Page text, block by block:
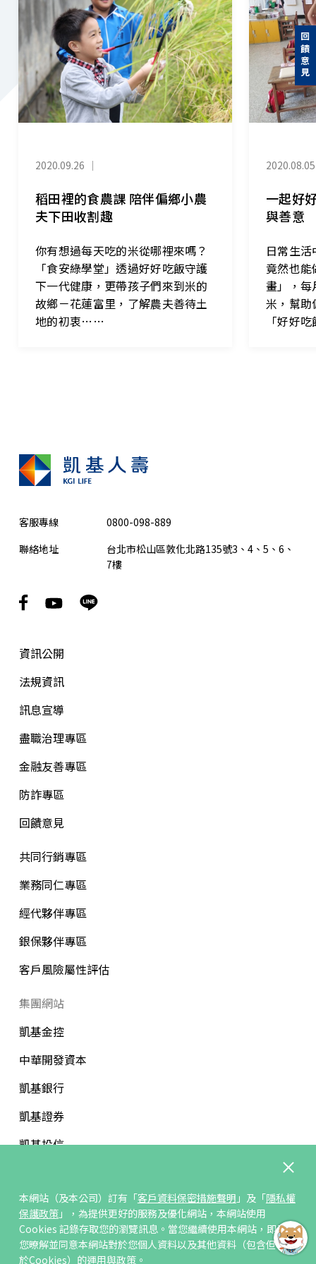
2020.09.26 ｜
稻田裡的食農課 陪伴偏鄉小農
夫下田收割趣
你有想過每天吃的米從哪裡來嗎？
「食安綠學堂」透過好好吃飯守護
下一代健康，更帶孩子們來到米的
故鄉－花蓮富里，了解農夫善待土
地的初衷……
2020.08.05
一起好
與善意
日常生
竟然也能
畫」，每
米，幫助
「好好
本網站（及本公司）訂有「客戶資料保密措施聲明 」及「隱私權
保護政策」，為提供更好的服務及優化網站，本網站使用
Cookies 記錄存取您的瀏覽訊息。當您繼續使用本網站，即表示
您暸解並同意本網站對於您個人資料以及其他資料（包含但不限
於Cookies）的運用與政策。
客服專線
0800-098-889
聯絡地址
台北市松山區敦化北路135號3、4、5、6、
7樓
資訊公開
法規資訊
訊息宣導
盡職治理專區
金融友善專區
防詐專區
回饋意見
共同行銷專區
業務同仁專區
經代夥伴專區
銀保夥伴專區
客戶風險屬性評估
集團網站
凱基金控
中華開發資本
凱基銀行
凱基證券
凱基投信
訂閱/取消電子報
回饋意見